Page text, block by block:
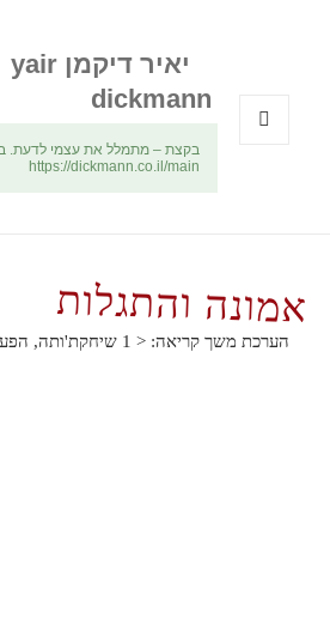
יאיר דיקמן yair
dickmann
בקצת – מתמלל את עצמי לדעת.
https://dickmann.co.il/main
אמונה והתגלות
הערכת משך קריאה: < 1 שיחקת'ותה,